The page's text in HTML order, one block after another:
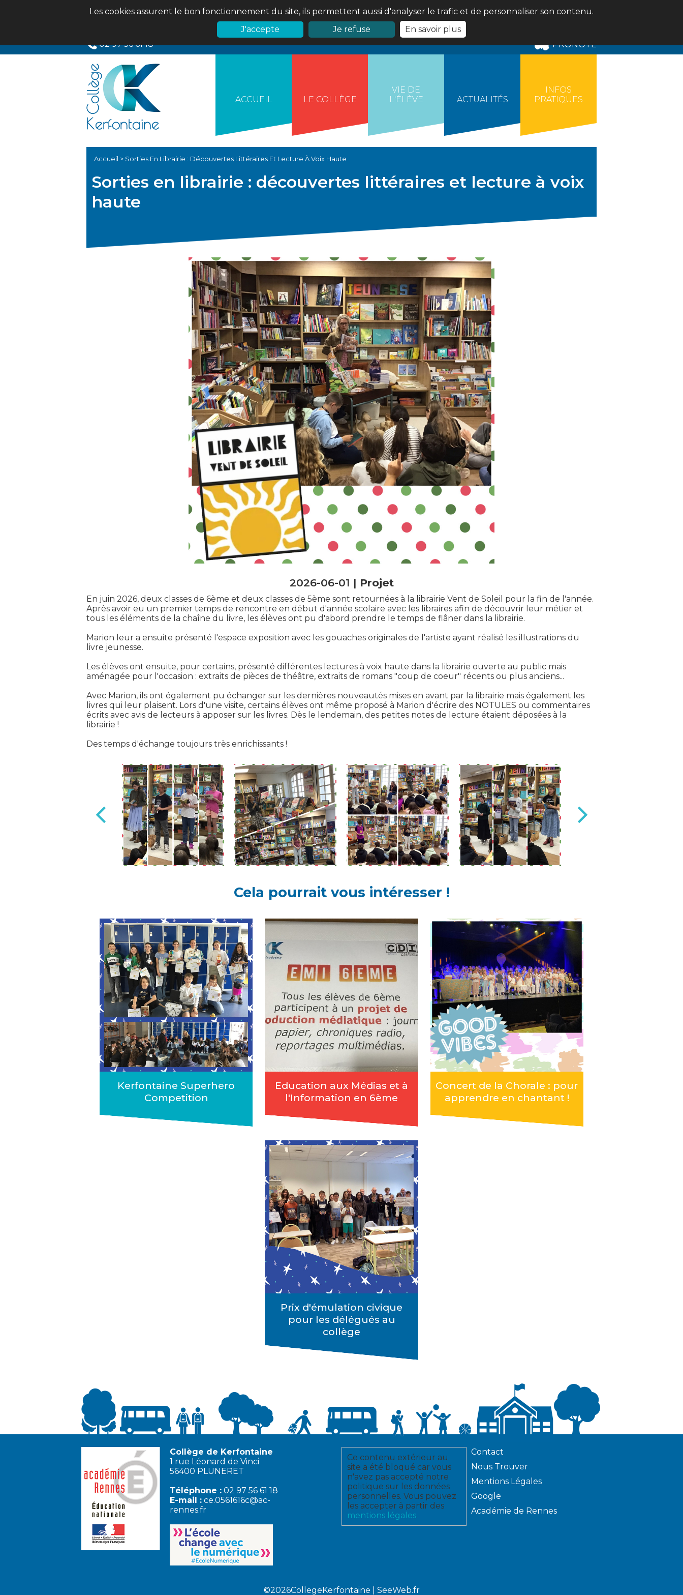
Les cookies assurent le bon fonctionnement du site, ils permettent aussi d'analyser le trafic et de personnaliser son contenu.
J'accepte
Je refuse
En savoir plus
02 97 56 61 18
PRONOTE
ACCUEIL LE COLLÈGE
VIE DE
L'ÉLÈVE
ACTUALITÉS
INFOS
PRATIQUES
Accueil > Sorties En Librairie : Découvertes Littéraires Et Lecture À Voix Haute
Sorties en librairie : découvertes littéraires et lecture à voix
haute
2026-06-01 | Projet
En juin 2026, deux classes de 6ème et deux classes de 5ème sont retournées à la librairie Vent de Soleil pour la fin de l'année.
Après avoir eu un premier temps de rencontre en début d'année scolaire avec les libraires afin de découvrir leur métier et
tous les éléments de la chaîne du livre, les élèves ont pu d'abord prendre le temps de flâner dans la librairie.
Marion leur a ensuite présenté l'espace exposition avec les gouaches originales de l'artiste ayant réalisé les illustrations du
livre jeunesse.
Les élèves ont ensuite, pour certains, présenté différentes lectures à voix haute dans la librairie ouverte au public mais
aménagée pour l'occasion : extraits de pièces de théâtre, extraits de romans "coup de coeur" récents ou plus anciens...
Avec Marion, ils ont également pu échanger sur les dernières nouveautés mises en avant par la librairie mais également les
livres qui leur plaisent. Lors d'une visite, certains élèves ont même proposé à Marion d'écrire des NOTULES ou commentaires
écrits avec avis de lecteurs à apposer sur les livres. Dès le lendemain, des petites notes de lecture étaient déposées à la
librairie !
Des temps d'échange toujours très enrichissants !
Cela pourrait vous intéresser !
Kerfontaine Superhero
Competition
Education aux Médias et à
l'Information en 6ème
Concert de la Chorale : pour
apprendre en chantant !
Prix d'émulation civique
pour les délégués au
collège
Collège de Kerfontaine
1 rue Léonard de Vinci
56400 PLUNERET
Téléphone : 02 97 56 61 18
E-mail : ce.0561616c@ac-
rennes.fr
Ce contenu extérieur au
site a été bloqué car vous
n'avez pas accepté notre
politique sur les données
personnelles. Vous pouvez
les accepter à partir des
mentions légales.
Contact
Nous Trouver
Mentions Légales
Google
Académie de Rennes
©2026CollegeKerfontaine | SeeWeb.fr